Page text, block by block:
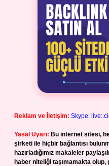
Reklam ve İletişim: Skype:
Yasal Uyarı: Bu internet sitesi,
şirketi ile hiçbir bağlantısı
hazırladığımız makaleler
haber niteliği taşımamakta